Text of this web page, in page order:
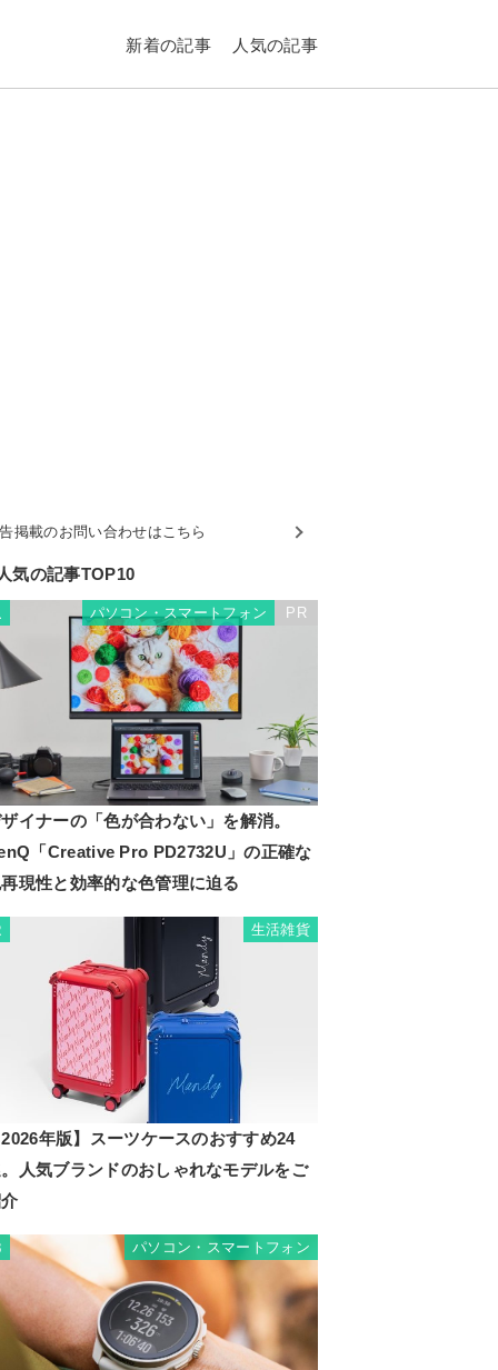
新着の記事 人気の記事
掲載のお問い合わせはこちら
気の記事TOP10
パソコン・スマートフォン PR
イナーの「色が合わない」を解消。
「Creative Pro PD2732U」の正確な
現性と効率的な色管理に迫る
生活雑貨
年版】スーツケースのおすすめ24
人気ブランドのおしゃれなモデルをご
パソコン・スマートフォン